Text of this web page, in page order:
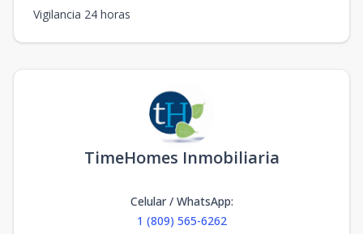
Vigilancia 24 horas
TimeHomes Inmobiliaria
Celular / WhatsApp:
1 (809) 565-6262